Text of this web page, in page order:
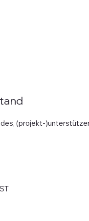
(projekt-